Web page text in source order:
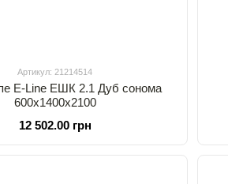
Артикул: 21214514
E-Line ЕШК 2.1 Дуб сонома
600x1400x2100
12 502.00 грн